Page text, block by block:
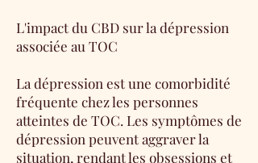
L'impact du CBD sur la dépression
associée au TOC
La dépression est une comorbidité
fréquente chez les personnes
atteintes de TOC. Les symptômes de
dépression peuvent aggraver la
situation, rendant les obsessions et